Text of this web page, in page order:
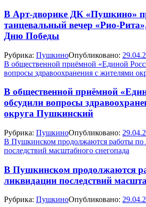
В Арт‑дворике ДК «Пушкино»
танцевальный вечер
Дню Победы
Рубрика: ПушкиноОпубликовано:
В общественной приёмной «Единой
вопросы здравоохранения с жителями
В общественной приёмной
обсудили вопросы
округа Пушкинский
Рубрика: ПушкиноОпубликовано:
В Пушкинском продолжаются работы по
последствий масштабного снегопада
В Пушкинском продолжаются
ликвидации последствий
Рубрика: ПушкиноОпубликовано: